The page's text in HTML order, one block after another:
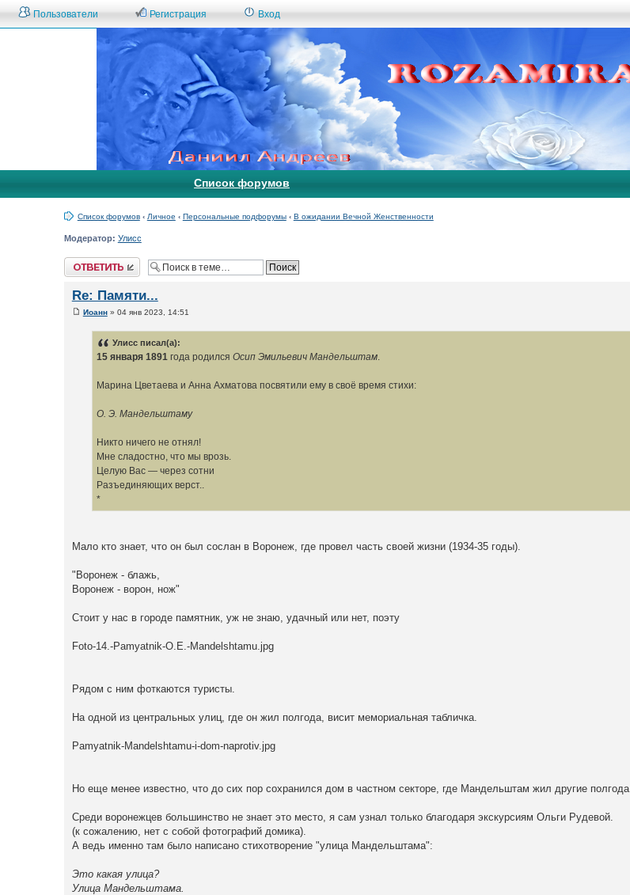
Пользователи Регистрация Вход
Список форумов
Список форумов ‹ Личное ‹ Персональные подфорумы ‹ В ожидании Вечной Женственности
Модератор: Улисс
Ответить
Re: Памяти...
Иоанн» 04 янв 2023, 14:51
Улисс писал(а):
15 января 1891 года родился Осип Эмильевич Мандельштам.
Марина Цветаева и Анна Ахматова посвятили ему в своё время стихи:
О. Э. Мандельштаму
Никто ничего не отнял!
Мне сладостно, что мы врозь.
Целую Вас — через сотни
Разъединяющих верст..
*
Мало кто знает, что он был сослан в Воронеж, где провел часть своей жизни (1934-35 годы).
"Воронеж - блажь,
Воронеж - ворон, нож"
Стоит у нас в городе памятник, уж не знаю, удачный или нет, поэту
Foto-14.-Pamyatnik-O.E.-Mandelshtamu.jpg
Рядом с ним фоткаются туристы.
На одной из центральных улиц, где он жил полгода, висит мемориальная табличка.
Pamyatnik-Mandelshtamu-i-dom-naprotiv.jpg
Но еще менее известно, что до сих пор сохранился дом в частном секторе, где Мандельштам жил другие полгода.
Среди воронежцев большинство не знает это место, я сам узнал только благодаря экскурсиям Ольги Рудевой.
(к сожалению, нет с собой фотографий домика).
А ведь именно там было написано стихотворение "улица Мандельштама":
Это какая улица?
Улица Мандельштама.